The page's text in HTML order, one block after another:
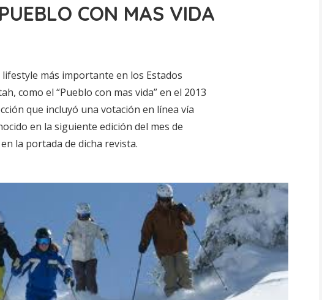
CON MAS VIDA
más importante en los Estados
como el “Pueblo con mas vida” en el 2013
que incluyó una votación en línea vía
en la siguiente edición del mes de
la portada de dicha revista.